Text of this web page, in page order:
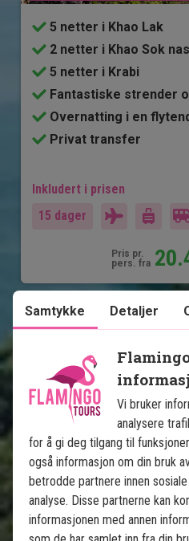
5 netter i Khao Lak
2 netter i Khao Sok
5 netter i Krabi
Fantastiske strender
Overnatting i en
Privat transfer
Inkludert i prisen
15 dager
Pris pr.
pers. fra
Se kart
Jungle &
Khao Sok og
5 netter i Khao Lak
Samtykke Detaljer
Vi bruker
analysere
for å gi deg tilgang til
også informasjon om din bruk
betrodde partnere innen
analyse. Disse partnerne kan
informasjonen med annen